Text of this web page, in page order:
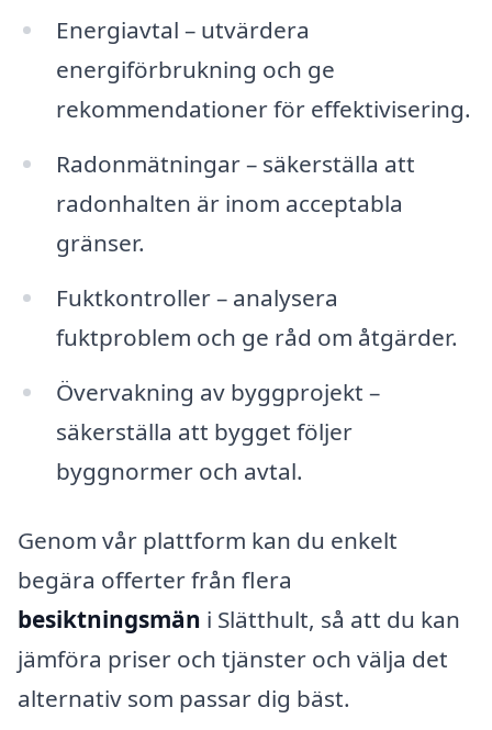
Energiavtal – utvärdera
energiförbrukning och ge
rekommendationer för effektivisering.
Radonmätningar – säkerställa att
radonhalten är inom acceptabla
gränser.
Fuktkontroller – analysera
fuktproblem och ge råd om åtgärder.
Övervakning av byggprojekt –
säkerställa att bygget följer
byggnormer och avtal.
Genom vår plattform kan du enkelt
begära offerter från flera
besiktningsmän i Slätthult, så att du kan
jämföra priser och tjänster och välja det
alternativ som passar dig bäst.